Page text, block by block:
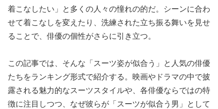
着こなしたい」と多くの人々の憧れの的だ。シーンに合わ
せて着こなしを変えたり、洗練された立ち振る舞いを見せ
ることで、俳優の個性がさらに引き立つ。
この記事では、そんな「スーツ姿が似合う」と人気の俳優
たちをランキング形式で紹介する。映画やドラマの中で披
露される魅力的なスーツスタイルや、各俳優ならではの特
徴に注目しつつ、なぜ彼らが「スーツが似合う男」として